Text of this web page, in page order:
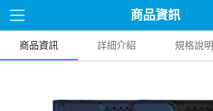
商品資訊
商品資訊 詳細介紹 規格說明